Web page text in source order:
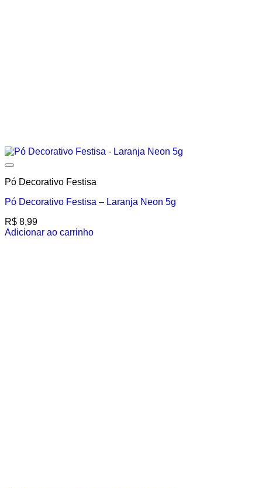
Pó Decorativo Festisa
Pó Decorativo Festisa – Laranja Neon 5g
R$ 8,99
Adicionar ao carrinho